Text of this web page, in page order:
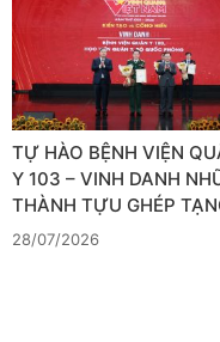
TỰ HÀO BỆNH VIỆN
Y 103 – VINH DANH
THÀNH TỰU GHÉP
28/07/2026